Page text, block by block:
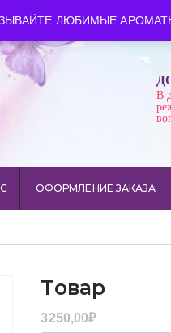
ЛЮБИМЫЕ
Время работы: пн-сб 10:00-21:00
В
ОФОРМЛЕНИЕ ЗАКАЗА
Товар
3250,00₽